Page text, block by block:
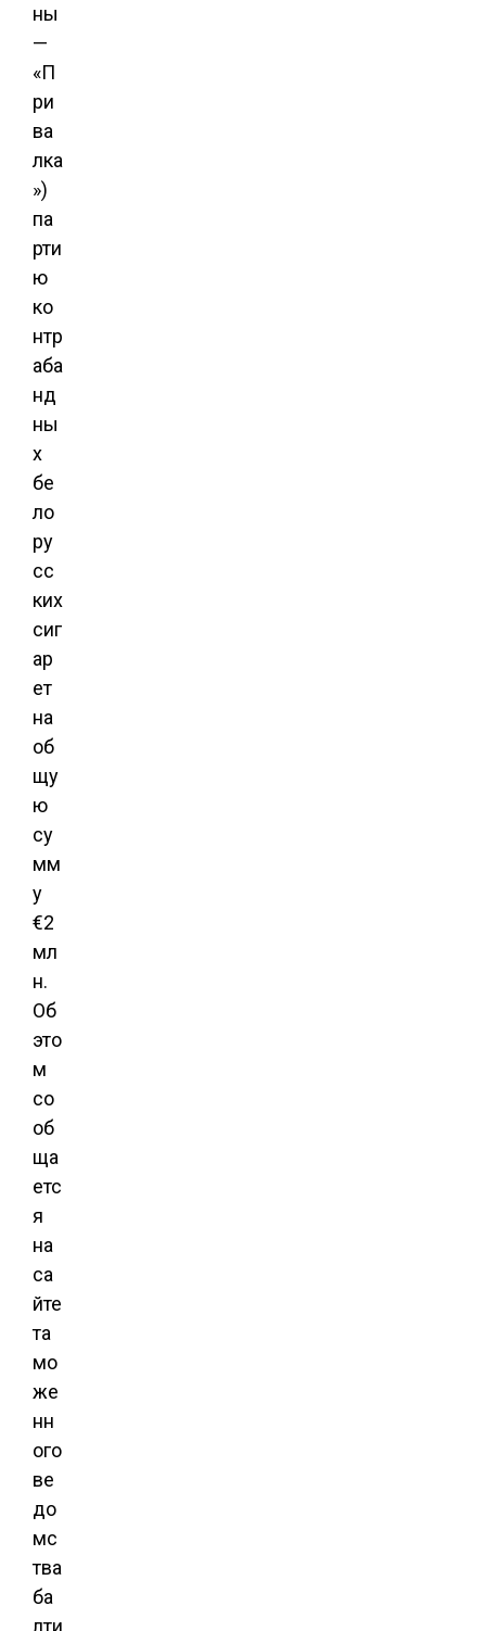
ны
—
«П
ри
ва
лка
»)
па
рти
ю
ко
нтр
аба
нд
ны
х
бе
ло
ру
сс
ких
сиг
ар
ет
на
об
щу
ю
су
мм
у
€2
мл
н.
Об
это
м
со
об
ща
етс
я
на
са
йте
та
мо
же
нн
ого
ве
до
мс
тва
ба
лти